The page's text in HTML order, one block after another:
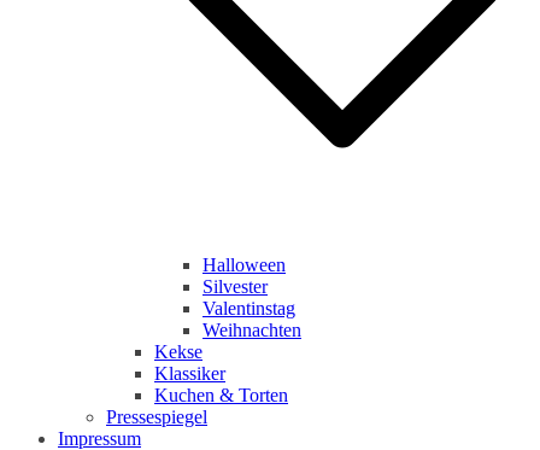
Halloween
Silvester
Valentinstag
Weihnachten
Kekse
Klassiker
Kuchen & Torten
Pressespiegel
Impressum